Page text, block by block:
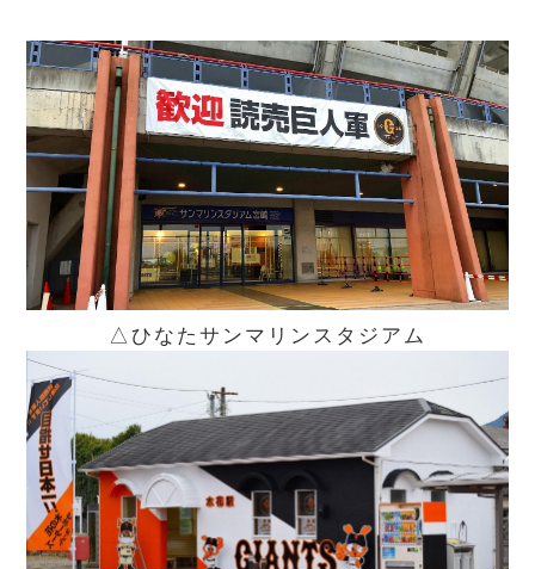
△ひなたサンマリンスタジアム